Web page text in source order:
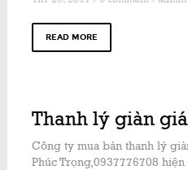
READ MORE
Thanh lý giàn
Công ty mua bán thanh lý
Phúc Trọng,0937776708